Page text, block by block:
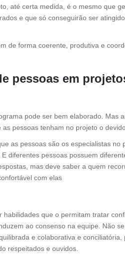
até certa medida, é o mesmo que
e que só conseguirão ser
de forma coerente, produtiva e
pessoas em
pode ser bem elaborado. Mas
pessoas tenham no projeto o
as pessoas são os especialistas no
diferentes pessoas possuem
mas deve saber a quem
com elas
que o permitam tratar
ao consenso na equipe. Não
e colaborativa e conciliatória,
respeitados e ouvidos.